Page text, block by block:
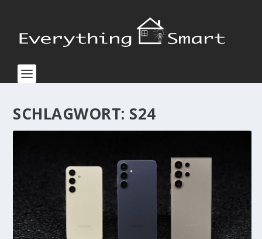
SCHLAGWORT: S24